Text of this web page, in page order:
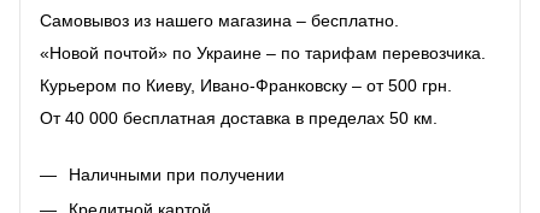
Самовывоз из нашего магазина – бесплатно.
«Новой почтой» по Украине – по тарифам перевозчика.
Курьером по Киеву, Ивано-Франковску – от 500 грн.
От 40 000 бесплатная доставка в пределах 50 км.
Наличными при получении
Кредитной картой